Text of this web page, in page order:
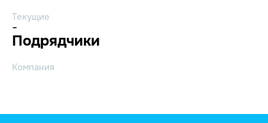
Текущие
-
Подрядчики
Компания